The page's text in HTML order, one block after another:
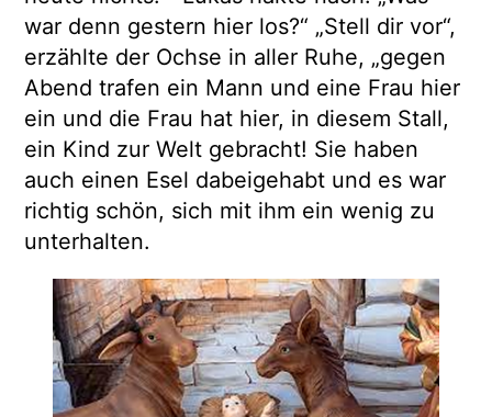
war denn gestern hier los?“ „Stell dir vor“,
erzählte der Ochse in aller Ruhe, „gegen
Abend trafen ein Mann und eine Frau hier
ein und die Frau hat hier, in diesem Stall,
ein Kind zur Welt gebracht! Sie haben
auch einen Esel dabeigehabt und es war
richtig schön, sich mit ihm ein wenig zu
unterhalten.